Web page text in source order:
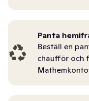
Panta
Beställ en
chaufför och